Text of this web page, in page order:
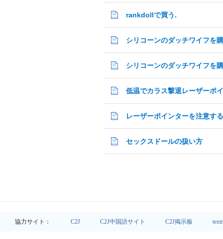
rankdollで買う.
シリコーンのダッチワイフを
シリコーンのダッチワイフを
低温でカラス撃退レーザーポ
レーザーポインターを注意す
セックスドールの扱い方
協力サイト： C2J C2J中国語サイト C2J掲示板